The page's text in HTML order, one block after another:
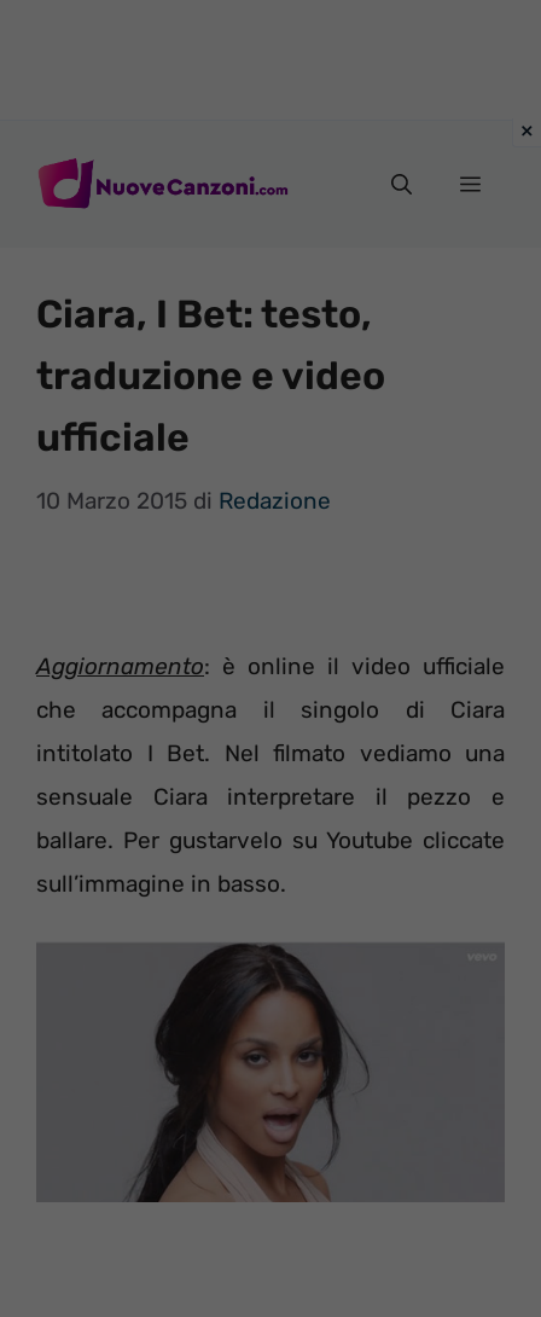
Menu
Ciara, I Bet: testo,
traduzione e video
ufficiale
10 Marzo 2015 di Redazione
Aggiornamento: è online il video ufficiale
che accompagna il singolo di Ciara
intitolato I Bet. Nel filmato vediamo una
sensuale Ciara interpretare il pezzo e
ballare. Per gustarvelo su Youtube cliccate
sull’immagine in basso.